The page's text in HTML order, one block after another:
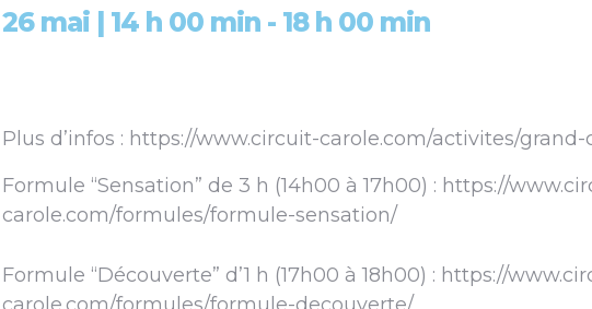
26 mai | 14 h 00 min- 18 h 00 min
Plus d’infos : https://www.circuit-carole.com/activites/
Formule “Sensation” de 3 h (14h00 à 17h00) : https://
carole.com/formules/formule-sensation/
Formule “Découverte” d’1 h (17h00 à 18h00) : https://